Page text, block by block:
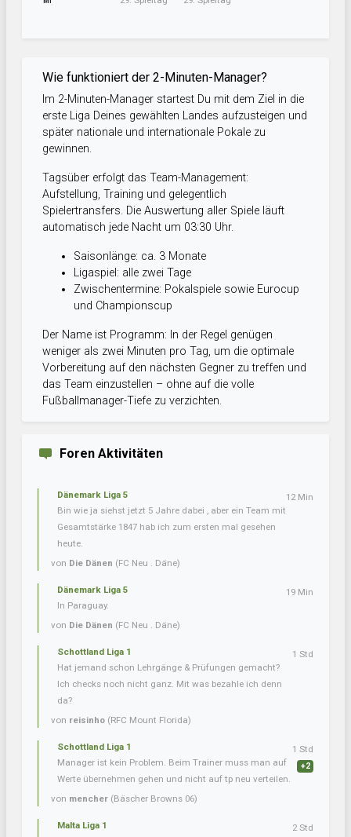
Wie funktioniert der 2-Minuten-Manager?
Im 2-Minuten-Manager startest Du mit dem Ziel in die
erste Liga Deines gewählten Landes aufzusteigen und
später nationale und internationale Pokale zu
gewinnen.
Tagsüber erfolgt das Team-Management:
Aufstellung, Training und gelegentlich
Spielertransfers. Die Auswertung aller Spiele läuft
automatisch jede Nacht um 03:30 Uhr.
Saisonlänge: ca. 3 Monate
Ligaspiel: alle zwei Tage
Zwischentermine: Pokalspiele sowie Eurocup
und Championscup
Der Name ist Programm: In der Regel genügen
weniger als zwei Minuten pro Tag, um die optimale
Vorbereitung auf den nächsten Gegner zu treffen und
das Team einzustellen – ohne auf die volle
Fußballmanager-Tiefe zu verzichten.
Foren Aktivitäten
Dänemark Liga 5
Bin wie ja siehst jetzt 5 Jahre dabei , aber ein Team mit
Gesamtstärke 1847 hab ich zum ersten mal gesehen
heute.
von Die Dänen (FC Neu . Däne)
12 Min
Dänemark Liga 5
In Paraguay.
von Die Dänen (FC Neu . Däne)
19 Min
Schottland Liga 1
Hat jemand schon Lehrgänge & Prüfungen gemacht?
Ich checks noch nicht ganz. Mit was bezahle ich denn
da?
von reisinho (RFC Mount Florida)
1 Std
Schottland Liga 1
Manager ist kein Problem. Beim Trainer muss man auf
Werte übernehmen gehen und nicht auf tp neu verteilen.
von mencher (Bäscher Browns 06)
1 Std
+2
Malta Liga 1
2 Std